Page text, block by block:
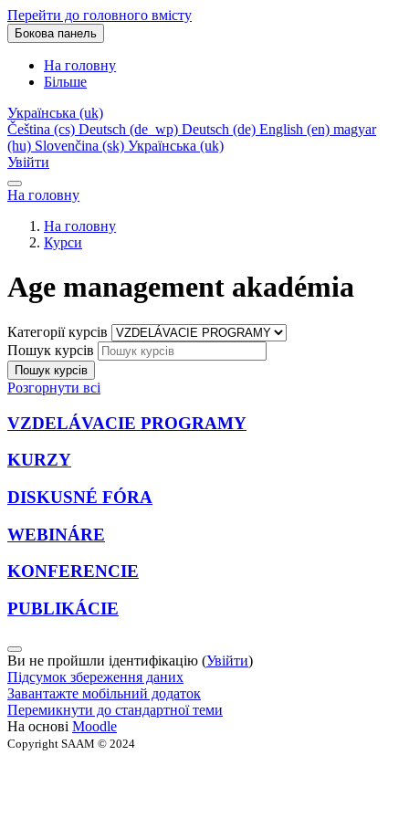
Перейти до головного вмісту
Бокова панель
На головну
Більше
Українська ‎(uk)‎
Čeština ‎(cs)‎ Deutsch ‎(de_wp)‎ Deutsch ‎(de)‎ English ‎(en)‎ magyar
‎(hu)‎ Slovenčina ‎(sk)‎ Українська ‎(uk)‎
Увійти
На головну
На головну
Курси
Age management akadémia
Категорії курсів
Пошук курсів
Пошук курсів
Розгорнути всі
VZDELÁVACIE PROGRAMY
KURZY
DISKUSNÉ FÓRA
WEBINÁRE
KONFERENCIE
PUBLIKÁCIE
Ви не пройшли ідентифікацію (Увійти)
Підсумок збереження даних
Завантажте мобільний додаток
Перемикнути до стандартної теми
На основі Moodle
Copyright SAAM © 2024